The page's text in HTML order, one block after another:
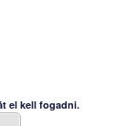
el kell fogadni.